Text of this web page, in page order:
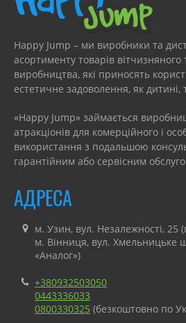
Happy Jump – ми виробники та
асортименту товарів вітчизняного
виробництва, які приносять
естетичне задоволення, як дитині,
«Happy Jump» займається
атракціонів для комерційного і
використання з подальшою
гарантійним або сервісним
АДРЕСА
м. Узин, вул. Незалежності, 25
м. Вінниця, вул. Хмельницьке
«Аналог»)
+380932503050
0443336033
0800330325 (безкоштовно по